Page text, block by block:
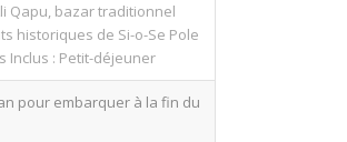
Qapu, bazar traditionnel
historiques de Si-o-Se Pole
Inclus : Petit-déjeuner
pour embarquer à la fin du